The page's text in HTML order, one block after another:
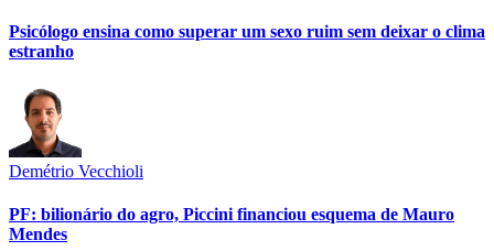
Psicólogo ensina como superar um sexo ruim sem deixar o clima
estranho
Demétrio Vecchioli
PF: bilionário do agro, Piccini financiou esquema de Mauro
Mendes